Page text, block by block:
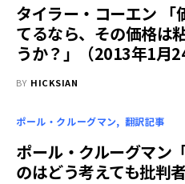
タイラー・コーエン 「
てるなら、その価格は
うか？」（2013年1月
BY HICKSIAN
ポール・クルーグマン 翻訳記事
ポール・クルーグマン
のはどう考えても批判